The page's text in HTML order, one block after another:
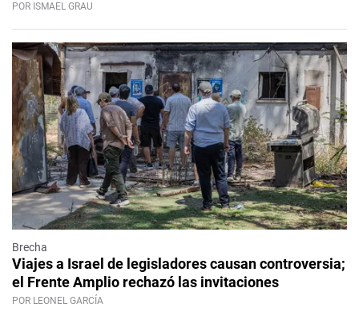
POR ISMAEL GRAU
Brecha
Viajes a Israel de legisladores causan controversia;
el Frente Amplio rechazó las invitaciones
POR LEONEL GARCÍA